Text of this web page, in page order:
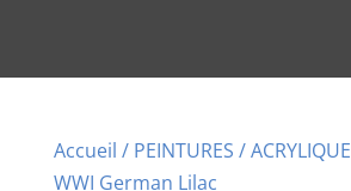
Accueil / PEINTURES /ACRYLIQUE
WWI German Lilac